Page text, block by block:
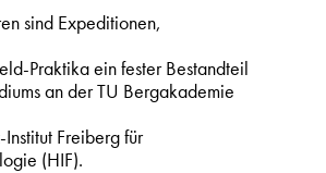
sind Expeditionen,
Praktika ein fester Bestandteil
an der TU Bergakademie
Freiberg für
(HIF).